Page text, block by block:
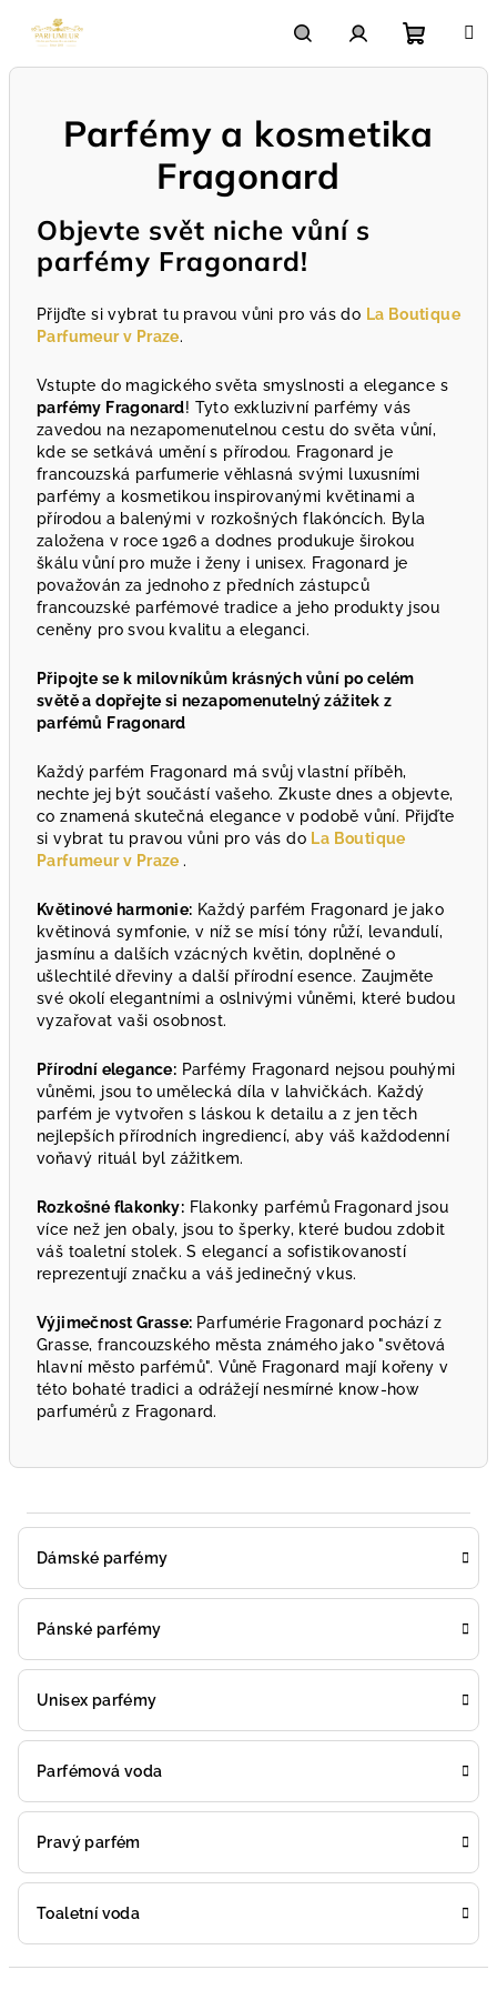
HledatPřihlášení
košík
Parfémy a kosmetika
Fragonard
Objevte svět niche vůní s
parfémy Fragonard!
Přijďte si vybrat tu pravou vůni pro vás do La Boutique
Parfumeur v Praze.
Vstupte do magického světa smyslnosti a elegance s
parfémy Fragonard! Tyto exkluzivní parfémy vás
zavedou na nezapomenutelnou cestu do světa vůní,
kde se setkává umění s přírodou. Fragonard je
francouzská parfumerie věhlasná svými luxusními
parfémy a kosmetikou inspirovanými květinami a
přírodou a balenými v rozkošných flakóncích. Byla
založena v roce 1926 a dodnes produkuje širokou
škálu vůní pro muže i ženy i unisex. Fragonard je
považován za jednoho z předních zástupců
francouzské parfémové tradice a jeho produkty jsou
ceněny pro svou kvalitu a eleganci.
Připojte se k milovníkům krásných vůní po celém
světě a dopřejte si nezapomenutelný zážitek z
parfémů Fragonard
Každý parfém Fragonard má svůj vlastní příběh,
nechte jej být součástí vašeho. Zkuste dnes a objevte,
co znamená skutečná elegance v podobě vůní. Přijďte
si vybrat tu pravou vůni pro vás do La Boutique
Parfumeur v Praze .
Květinové harmonie: Každý parfém Fragonard je jako
květinová symfonie, v níž se mísí tóny růží, levandulí,
jasmínu a dalších vzácných květin, doplněné o
ušlechtilé dřeviny a další přírodní esence. Zaujměte
své okolí elegantními a oslnivými vůněmi, které budou
vyzařovat vaši osobnost.
Přírodní elegance: Parfémy Fragonard nejsou pouhými
vůněmi, jsou to umělecká díla v lahvičkách. Každý
parfém je vytvořen s láskou k detailu a z jen těch
nejlepších přírodních ingrediencí, aby váš každodenní
voňavý rituál byl zážitkem.
Rozkošné flakonky: Flakonky parfémů Fragonard jsou
více než jen obaly, jsou to šperky, které budou zdobit
váš toaletní stolek. S elegancí a sofistikovaností
reprezentují značku a váš jedinečný vkus.
Výjimečnost Grasse: Parfumérie Fragonard pochází z
Grasse, francouzského města známého jako "světová
hlavní město parfémů". Vůně Fragonard mají kořeny v
této bohaté tradici a odrážejí nesmírné know-how
parfumérů z Fragonard.
Dámské parfémy
Pánské parfémy
Unisex parfémy
Parfémová voda
Pravý parfém
Toaletní voda